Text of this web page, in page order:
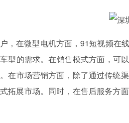
，在微型电机方面，91短视
的需求。在销售模式方面，可
。在市场营销方面，除了通过传统
展市场。同时，在售后服务